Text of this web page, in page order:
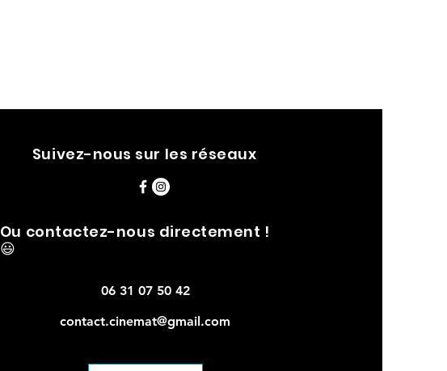
Suivez-nous sur les réseaux
Ou contactez-nous directement !
😃
06 31 07 50 42
contact.cinemat@gmail.com